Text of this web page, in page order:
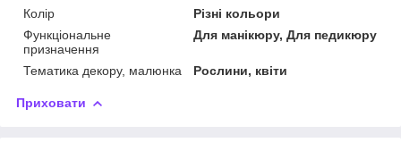
Колір
Різні кольори
Функціональне
призначення
Для манікюру, Для педикюру
Тематика декору, малюнка Рослини, квіти
Приховати